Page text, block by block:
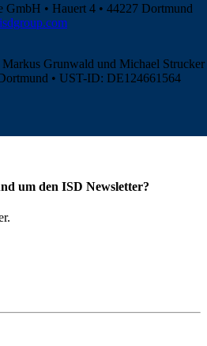
GmbH • Hauert 4 • 44227 Dortmund
Grunwald und Michael Strucker
• UST-ID: DE124661564
um den ISD Newsletter?